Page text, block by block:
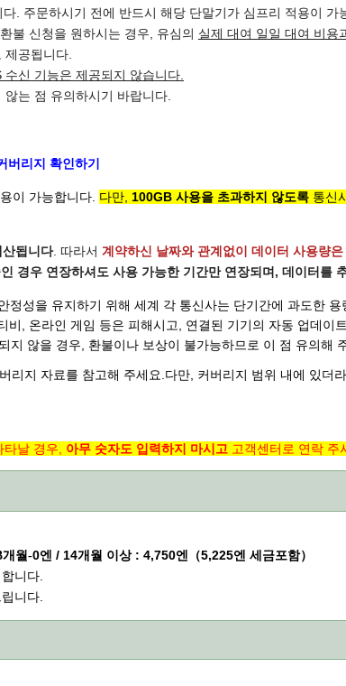
. 주문하시기 전에 반드시 해당 단말기가 심프리 적용이 가
불 신청을 원하시는 경우, 유심의 실제 대여 일일 대여 비용
공됩니다.
수신 기능은 제공되지 않습니다.
는 점 유의하시기 바랍니다.
버리지 확인하기
이 가능합니다. 다만, 100GB 사용을 초과하지 않도록 통신
됩니다. 따라서 계약하신 날짜와 관계없이 데이터 사용량
경우 연장하셔도 사용 가능한 기간만 연장되며, 데이터를
성을 유지하기 위해 세계 각 통신사는 단기간에 과도한
, 온라인 게임 등은 피해시고, 연결된 기기의 자동 업데이
않을 경우, 환불이나 보상이 불가능하므로 이 점 유의해
리지 자료를 참고해 주세요.다만, 커버리지 범위 내에 있
날 경우, 아무 숫자도 입력하지 마시고 고객센터로 연락 주
개월-0엔 / 14개월 이상 : 4,750엔（5,225엔 세금포함）
니다.
니다.